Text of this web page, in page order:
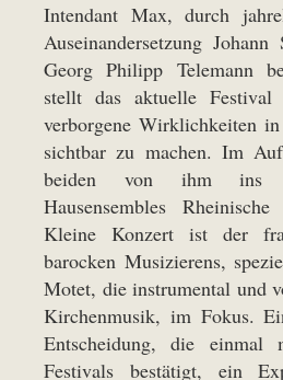
Intendant Max, durch
Auseinandersetzung
Georg Philipp Telemann
stellt das aktuelle
verborgene Wirklichkeiten
sichtbar zu machen. Im
beiden von ihm ins
Hausensembles
Kleine Konzert ist der
barocken Musizierens,
Motet, die instrumental und
Kirchenmusik, im Fokus.
Entscheidung, die
Festivals bestätigt, ein